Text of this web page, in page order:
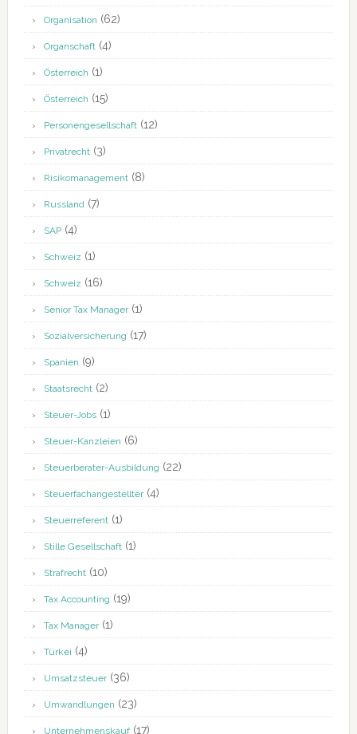
Organisation (62)
Organschaft(4)
Österreich (1)
Österreich (15)
Personengesellschaft(12)
Privatrecht(3)
Risikomanagement(8)
Russland (7)
SAP(4)
Schweiz (1)
Schweiz (16)
Senior Tax Manager(1)
Sozialversicherung (17)
Spanien (9)
Staatsrecht(2)
Steuer-Jobs(1)
Steuer-Kanzleien (6)
Steuerberater-Ausbildung (22)
Steuerfachangestellter(4)
Steuerreferent(1)
Stille Gesellschaft(1)
Strafrecht(10)
Tax Accounting (19)
Tax Manager(1)
Türkei (4)
Umsatzsteuer(36)
Umwandlungen (23)
Unternehmenskauf(17)